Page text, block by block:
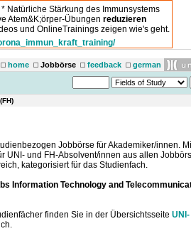
* Natürliche Stärkung des Immunsystems
Atem&K;örper-Übungen reduzieren
und OnlineTrainings zeigen wie's geht.
home Jobbörse feedback german
Jobbörse für Akademiker/innen.
UNI- und FH-Absolvent/innen aus allen
kategorisiert für das Studienfach.
Information Technology and
finden Sie in der Übersichtsseite UNI-